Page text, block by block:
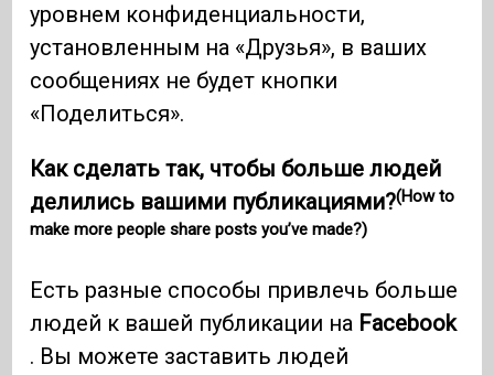
уровнем конфиденциальности,
установленным на «Друзья», в ваших
сообщениях не будет кнопки
«Поделиться».
Как сделать так, чтобы больше людей
делились вашими публикациями?(How to
make more people share posts you’ve made?)
Есть разные способы привлечь больше
людей к вашей публикации на Facebook
. Вы можете заставить людей